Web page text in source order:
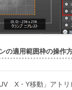
の適用範囲枠の操作
UV X・Y移動」アトリ